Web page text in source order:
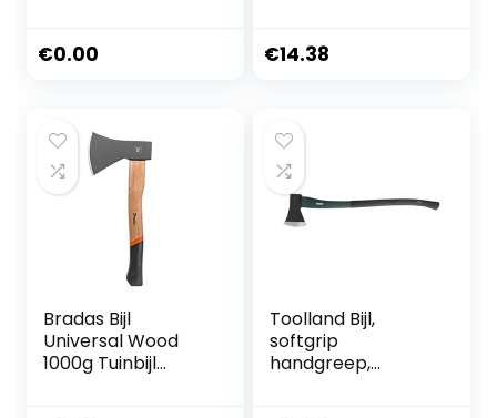
€0.00 €14.38
Bradas Bijl
Universal Wood
1000g Tuinbijl
Toolland Bijl,
softgrip
handgreep,